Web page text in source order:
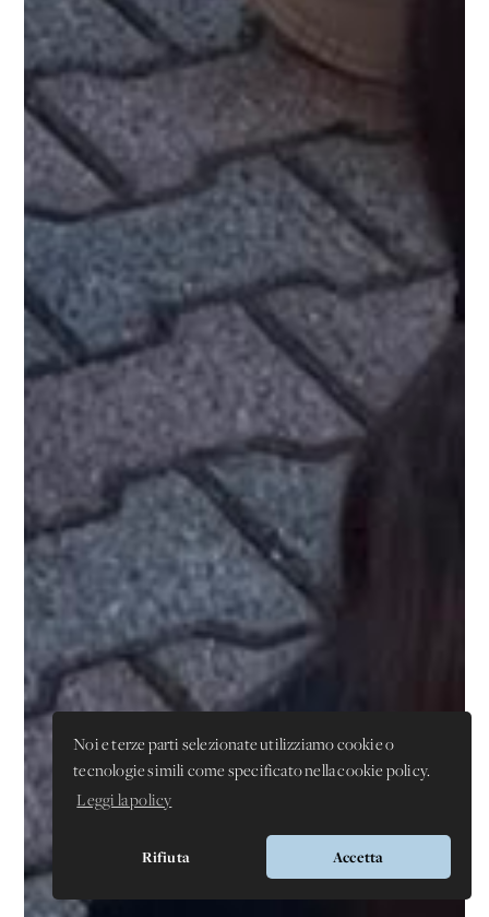
Noi e terze parti selezionate utilizziamo cookie o
tecnologie simili come specificato nella cookie policy.
Leggi la policy
Rifiuta Accetta